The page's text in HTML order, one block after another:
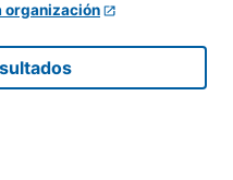
organización